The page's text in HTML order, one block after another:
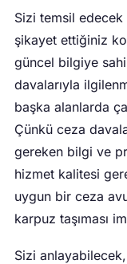
Sizi temsil edecek
şikayet ettiğiniz
güncel bilgiye
davalarıyla
başka alanlarda
Çünkü ceza
gereken bilgi ve
hizmet kalitesi
uygun bir ceza
karpuz taşıması
Sizi